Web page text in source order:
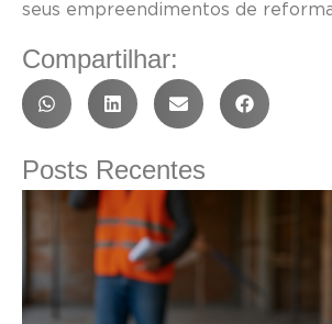
seus empreendimentos de
Compartilhar:
Posts Recentes